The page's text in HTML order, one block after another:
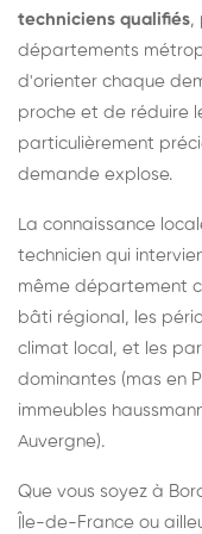
techniciens qualifiés,
départements
d'orienter chaque
proche et de réduire
particulièrement
demande explose.
La connaissance
technicien qui
même département
bâti régional, les
climat local, et les
dominantes (mas en
immeubles
Auvergne).
Que vous soyez à
Île-de-France ou